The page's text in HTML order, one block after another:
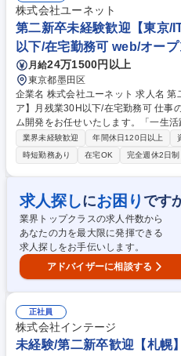
件へアサインすることもあります。
トを行うポジションやエンジニアと
望に沿ったキャリアを支援します。 募集職種 第二新卒未経験歓迎【大阪/I
Tエンジニア】月残業30H以下/在宅勤
株式会社ユーネット
第二新卒未経験歓迎【東京/
以下/在宅勤務可 web/オー
月給24万1500円以上
東京都墨田区
企業名 株式会社ユーネット 求人名 第二新卒未経験歓迎【東京/ITエンジニ
ア】月残業30H以下/在宅勤務可 仕事の内容 研修・OJTを経た後、システ
ム開発をお任せいたします。「一生
独自の教育・評価制度で技術力×ヒュ
用意。経験浅くてもしっかりと育成します。 【教育体制】3
ムでプロジェクトを組むことが多い
ら業務を行うことができます。わか
り、スキル習得研修も豊富にござい
流案件へアサインすることもありま
メントを行うポジションやエンジニ
ど、希望に沿ったキャリアを支援します。 募集職種 第二新卒未経
【東京/ITエンジニア】月残業30H以下/
業界未経験歓迎 年間休日120日以上
時短勤務あり
在宅OK 完全週休2日制
求人探しにお困り です
業界トップクラスの求人件数から
あなたの力を最大限に発揮できる
求人探しをお手伝いします。
アドバイザーに相談する
正社員
株式会社インテージ
未経験/第二新卒歓迎【札幌